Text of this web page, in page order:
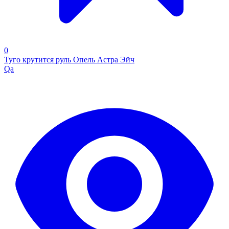
0
Туго крутится руль Опель Астра Эйч
Qa